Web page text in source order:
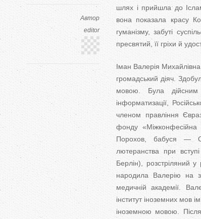
Автор
editor
шлях і прийшла до
вона показала красу
гуманізму, забуті
пресвятий, її гріхи й
Іман Валерія
громадський діяч.
мовою. Була дійсним
інформатизації,
членом правління
фонду «Міжконфесійна
Порохов, бабуся —
лютеранства при
Берлін), розстріляний
народила Валерію на
медичній академії.
інститут іноземних мов
іноземною мовою.